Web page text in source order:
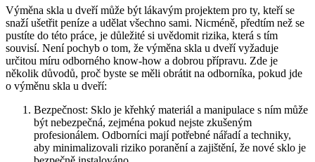
Výměna skla⁣ u​ dveří ⁢může ‌být lákavým⁢ projektem pro ty, kteří se
snaží ušetřit peníze a udělat všechno sami. Nicméně, předtím ‌než se
pustíte do‌ této práce, je důležité si uvědomit rizika, ​která s tím
⁤souvisí. Není pochyb o tom, že výměna skla u dveří vyžaduje
určitou míru​ odborného know-how⁤ a dobrou přípravu. Zde je⁤
několik⁣ důvodů, proč​ byste ⁣se měli obrátit⁤ na odborníka, ‍pokud jde
o⁣ výměnu skla u dveří:
Bezpečnost: Sklo je křehký⁢ materiál ⁤a manipulace s ním může
být nebezpečná, zejména pokud nejste⁣ zkušeným
profesionálem. Odborníci mají potřebné nářadí a ‍techniky,
aby minimalizovali riziko poranění ⁢a zajištění, že nové sklo je⁣